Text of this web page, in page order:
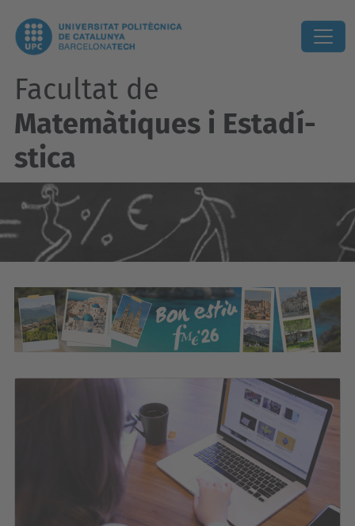
Facultat de
Matemàtiques i Estadí­
stica